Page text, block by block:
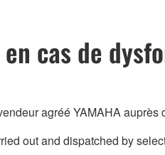
cas de
agréé YAMAHA
out and dispatched by